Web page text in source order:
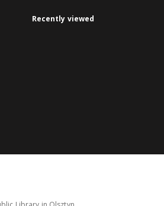
Recently viewed